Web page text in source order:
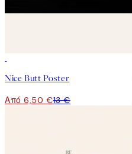
Nice Butt Poster
Από 6,50 €13 €